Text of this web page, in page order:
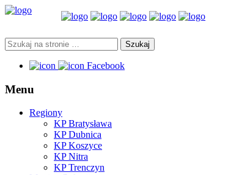
Facebook
Menu
Regiony
KP Bratysława
KP Dubnica
KP Koszyce
KP Nitra
KP Trenczyn